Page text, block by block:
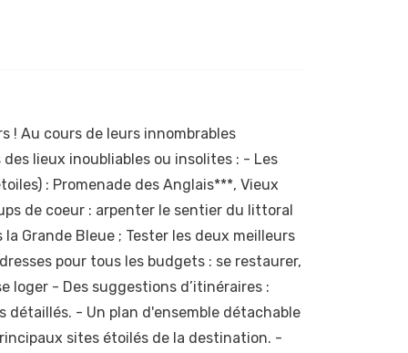
! Au cours de leurs innombrables
lieux inoubliables ou insolites : - Les
: Promenade des Anglais***, Vieux
de coeur : arpenter le sentier du littoral
Grande Bleue ; Tester les deux meilleurs
pour tous les budgets : se restaurer,
loger - Des suggestions d’itinéraires :
détaillés. - Un plan d'ensemble détachable
sites étoilés de la destination. -